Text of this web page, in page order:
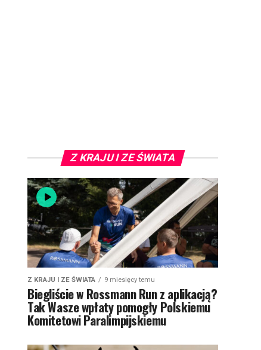
Z KRAJU I ZE ŚWIATA
Z KRAJU I ZE ŚWIATA 9 miesięcy temu
Biegliście w Rossmann Run z aplikacją?
Tak Wasze wpłaty pomogły Polskiemu
Komitetowi Paralimpijskiemu